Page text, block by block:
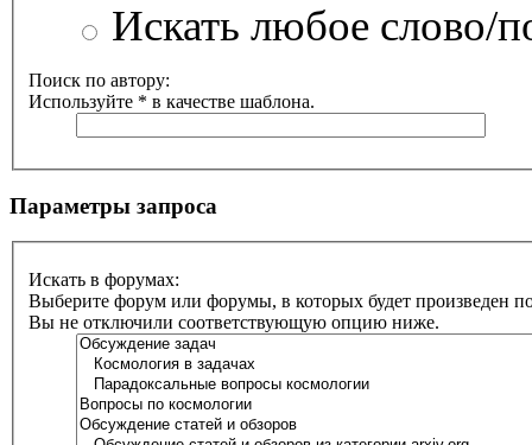
Искать любое слово/
Поиск по автору:
Используйте * в качестве шаблона.
Параметры запроса
Искать в форумах:
Выберите форум или форумы, в которых будет произведен
Вы не отключили соответствующую опцию ниже.